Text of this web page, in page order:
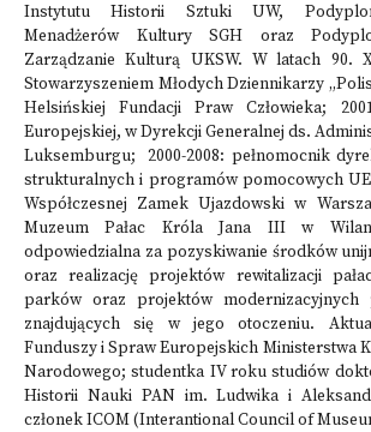
Instytutu Historii Sztuki UW,
Menadżerów Kultury SGH oraz
Zarządzanie Kulturą UKSW. W latach 90.
Stowarzyszeniem Młodych Dziennikarzy
Helsińskiej Fundacji Praw Człowieka;
Europejskiej, w Dyrekcji Generalnej ds.
Luksemburgu; 2000-2008: pełnomocnik
strukturalnych i programów pomocowych
Współczesnej Zamek Ujazdowski w
Muzeum Pałac Króla Jana III w
odpowiedzialna za pozyskiwanie środków
oraz realizację projektów rewitalizacji
parków oraz projektów modernizacyjnych
znajdujących się w jego otoczeniu.
Funduszy i Spraw Europejskich Ministerstwa
Narodowego; studentka IV roku studiów
Historii Nauki PAN im. Ludwika i
członek ICOM (Interantional Council of